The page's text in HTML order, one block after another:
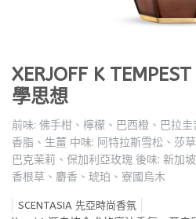
XERJOFF K
學思想
前味: 佛手柑、檸檬、巴西橙、巴拉
香脂、生薑 中味: 阿特拉斯雪松、莎
巴克茉莉、保加利亞玫瑰 後味: 新加
香根草、麝香、琥珀、寮國烏木
SCENTASIA 先亞時尚香氛